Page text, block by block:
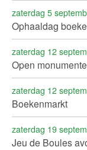
zaterdag 5
Ophaaldag
zaterdag 12
Open
zaterdag 12
Boekenmarkt
zaterdag 19
Jeu de Boules